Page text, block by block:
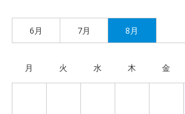
6月 7月 8月
月 火 水 木 金